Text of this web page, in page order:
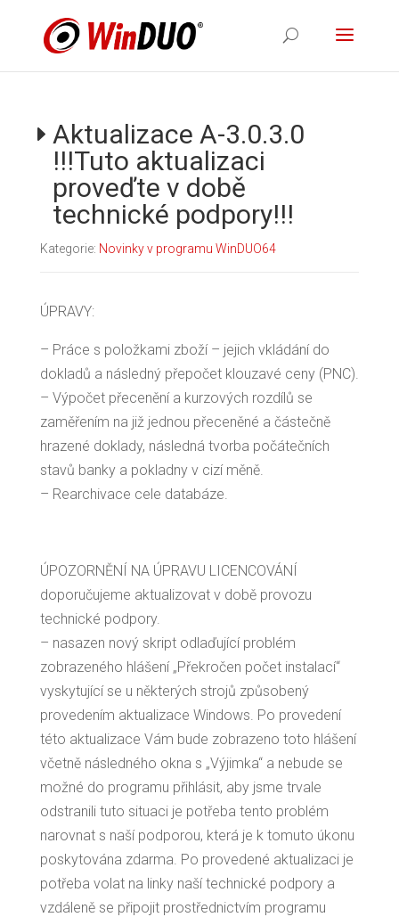
Aktualizace A-3.0.3.0
!!!Tuto aktualizaci
proveďte v době
technické podpory!!!
Kategorie: Novinky v programu WinDUO64
ÚPRAVY:
– Práce s položkami zboží – jejich vkládání do
dokladů a následný přepočet klouzavé ceny (PNC).
– Výpočet přecenění a kurzových rozdílů se
zaměřením na již jednou přeceněné a částečně
hrazené doklady, následná tvorba počátečních
stavů banky a pokladny v cizí měně.
– Rearchivace cele databáze.
ÚPOZORNĚNÍ NA ÚPRAVU LICENCOVÁNÍ
doporučujeme aktualizovat v době provozu
technické podpory.
– nasazen nový skript odlaďující problém
zobrazeného hlášení „Překročen počet instalací“
vyskytující se u některých strojů způsobený
provedením aktualizace Windows. Po provedení
této aktualizace Vám bude zobrazeno toto hlášení
včetně následného okna s „Výjimka“ a nebude se
možné do programu přihlásit, aby jsme trvale
odstranili tuto situaci je potřeba tento problém
narovnat s naší podporou, která je k tomuto úkonu
poskytována zdarma. Po provedené aktualizaci je
potřeba volat na linky naší technické podpory a
vzdáleně se připojit prostřednictvím programu